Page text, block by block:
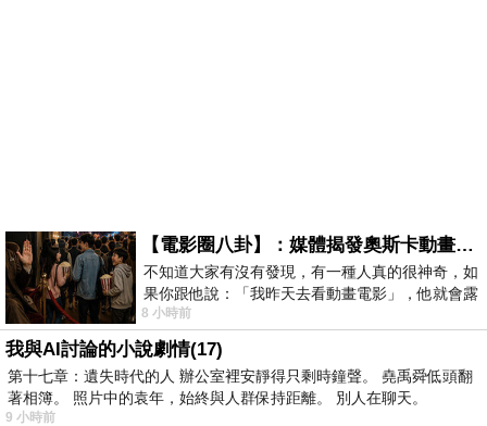
【電影圈八卦】：媒體揭發奧斯卡動畫項目投票醜聞！好萊塢為什麼看不起動畫電影？
不知道大家有沒有發現，有一種人真的很神奇，如
果你跟他說：「我昨天去看動畫電影」，他就會露
出一種慈祥的微笑，然後問你是不是陪小
8 小時前
我與AI討論的小說劇情(17)
第十七章：遺失時代的人 辦公室裡安靜得只剩時鐘聲。 堯禹舜低頭翻
著相簿。 照片中的袁年，始終與人群保持距離。 別人在聊天。
9 小時前